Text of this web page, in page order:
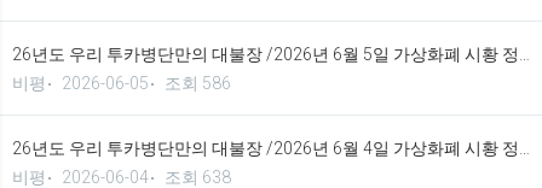
비평
2026-06-05 조회 586
비평
2026-06-04 조회 638